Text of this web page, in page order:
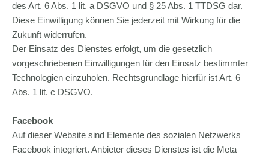
des Art. 6 Abs. 1 lit. a DSGVO und § 25 Abs. 1 TTDSG dar.
Diese Einwilligung können Sie jederzeit mit Wirkung für die
Zukunft widerrufen.
Der Einsatz des Dienstes erfolgt, um die gesetzlich
vorgeschriebenen Einwilligungen für den Einsatz bestimmter
Technologien einzuholen. Rechtsgrundlage hierfür ist Art. 6
Abs. 1 lit. c DSGVO.
Facebook
Auf dieser Website sind Elemente des sozialen Netzwerks
Facebook integriert. Anbieter dieses Dienstes ist die Meta